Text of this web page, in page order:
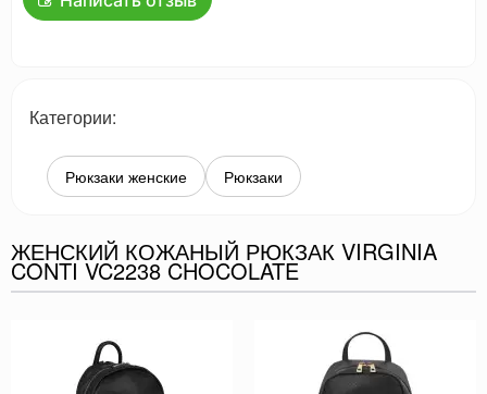
Категории:
Рюкзаки женские Рюкзаки
ЖЕНСКИЙ КОЖАНЫЙ РЮКЗАК VIRGINIA
CONTI VC2238 CHOCOLATE